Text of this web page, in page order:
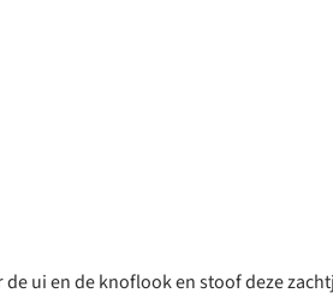
ui en de knoflook en stoof deze